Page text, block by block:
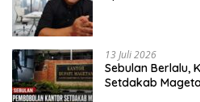
13 Juli 2026
Sebulan Berlalu,
Setdakab